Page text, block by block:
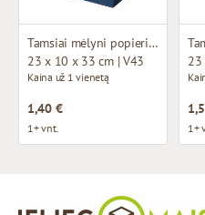
Tamsiai mėlyni popieriniai maišeliai su medžiaginėmis rankenomis
23 x 10 x 33 cm | V43
Kaina už 1 vienetą
1,40 €
1+ vnt.
23
1+